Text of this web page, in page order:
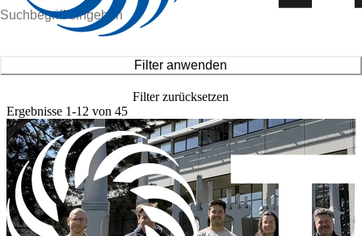
Filter anwenden
Filter zurücksetzen
Ergebnisse 1-12 von 45